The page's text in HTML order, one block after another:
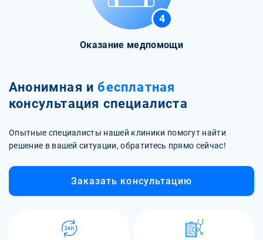
4
Оказание медпомощи
Анонимная и бесплатная
консультация специалиста
Опытные специалисты нашей клиники помогут найти
решение в вашей ситуации, обратитесь прямо сейчас!
Заказать консультацию